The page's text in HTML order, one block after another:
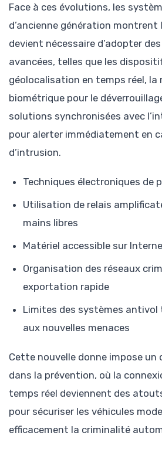
Face à ces évolutions, les
d’ancienne génération montrent
devient nécessaire d’adopter
avancées, telles que les
géolocalisation en temps réel, la
biométrique pour le
solutions synchronisées avec
pour alerter immédiatement en
d’intrusion.
Techniques électroniques de
Utilisation de relais
mains libres
Matériel accessible sur
Organisation des réseaux
exportation rapide
Limites des systèmes
aux nouvelles menaces
Cette nouvelle donne impose un
dans la prévention, où la
temps réel deviennent des
pour sécuriser les véhicules
efficacement la criminalité